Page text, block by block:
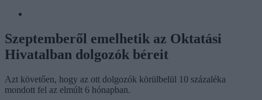
Szeptemberől emelhetik az Oktatási
Hivatalban dolgozók béreit
Azt követően, hogy az ott dolgozók körülbelül 10 százaléka
mondott fel az elmúlt 6 hónapban.